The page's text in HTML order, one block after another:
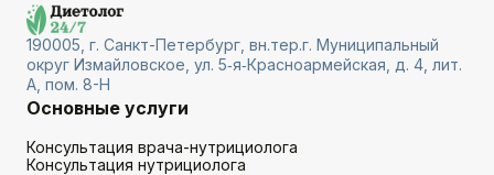
190005, г. Санкт-Петербург, вн.тер.г. Муниципальный
округ Измайловское, ул. 5‑я‑Красноармейская, д. 4, лит.
А, пом. 8-Н
Основные услуги
Консультация врача-нутрициолога
Консультация нутрициолога